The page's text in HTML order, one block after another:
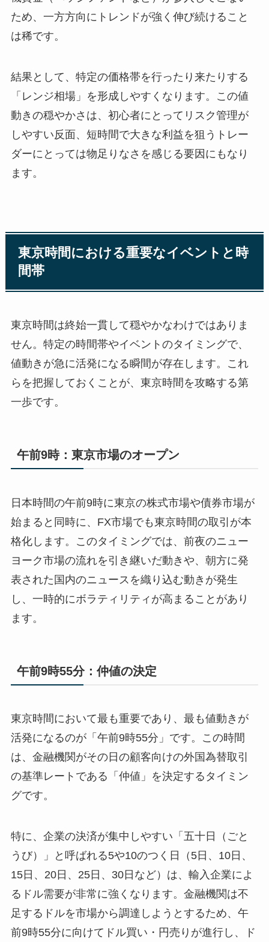
ため、一方方向にトレンドが強く伸び続けること
は稀です。
結果として、特定の価格帯を行ったり来たりする
「レンジ相場」を形成しやすくなります。この値
動きの穏やかさは、初心者にとってリスク管理が
しやすい反面、短時間で大きな利益を狙うトレー
ダーにとっては物足りなさを感じる要因にもなり
ます。
東京時間における重要なイベントと時
間帯
東京時間は終始一貫して穏やかなわけではありま
せん。特定の時間帯やイベントのタイミングで、
値動きが急に活発になる瞬間が存在します。これ
らを把握しておくことが、東京時間を攻略する第
一歩です。
午前9時：東京市場のオープン
日本時間の午前9時に東京の株式市場や債券市場が
始まると同時に、FX市場でも東京時間の取引が本
格化します。このタイミングでは、前夜のニュー
ヨーク市場の流れを引き継いだ動きや、朝方に発
表された国内のニュースを織り込む動きが発生
し、一時的にボラティリティが高まることがあり
ます。
午前9時55分：仲値の決定
東京時間において最も重要であり、最も値動きが
活発になるのが「午前9時55分」です。この時間
は、金融機関がその日の顧客向けの外国為替取引
の基準レートである「仲値」を決定するタイミン
グです。
特に、企業の決済が集中しやすい「五十日（ごと
うび）」と呼ばれる5や10のつく日（5日、10日、
15日、20日、25日、30日など）は、輸入企業によ
るドル需要が非常に強くなります。金融機関は不
足するドルを市場から調達しようとするため、午
前9時55分に向けてドル買い・円売りが進行し、ド